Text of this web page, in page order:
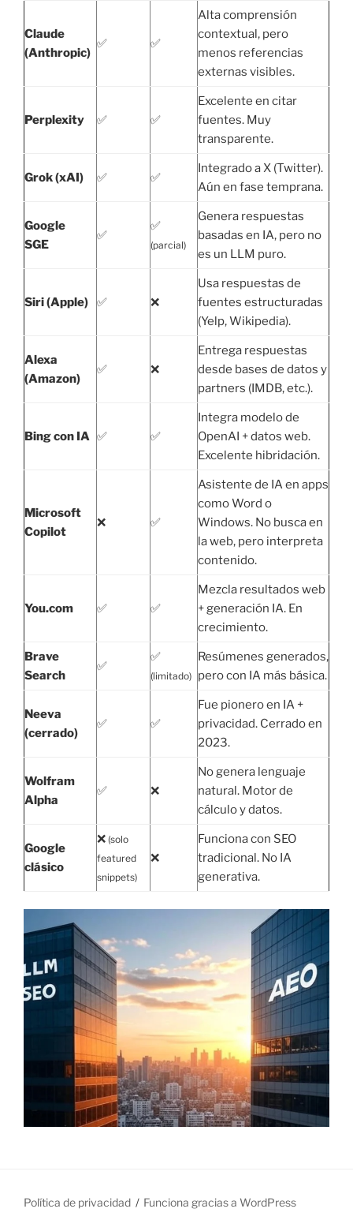
Claude
(Anthropic)
✅ ✅
Alta comprensión
contextual, pero
menos referencias
externas visibles.
Perplexity ✅ ✅
Excelente en citar
fuentes. Muy
transparente.
Grok (xAI) ✅ ✅
Integrado a X (Twitter).
Aún en fase temprana.
Google
SGE
✅
✅
(parcial)
Genera respuestas
basadas en IA, pero no
es un LLM puro.
Siri (Apple) ✅ ❌
Usa respuestas de
fuentes estructuradas
(Yelp, Wikipedia).
Alexa
(Amazon)
✅ ❌
Entrega respuestas
desde bases de datos y
partners (IMDB, etc.).
Bing con IA ✅ ✅
Integra modelo de
OpenAI + datos web.
Excelente hibridación.
Microsoft
Copilot
❌ ✅
Asistente de IA en apps
como Word o
Windows. No busca en
la web, pero interpreta
contenido.
You.com ✅ ✅
Mezcla resultados web
+ generación IA. En
crecimiento.
Brave
Search
✅
✅
(limitado)
Resúmenes generados,
pero con IA más básica.
Neeva
(cerrado)
✅ ✅
Fue pionero en IA +
privacidad. Cerrado en
2023.
Wolfram
Alpha
✅ ❌
No genera lenguaje
natural. Motor de
cálculo y datos.
Google
clásico
❌ (solo
featured
snippets)
❌
Funciona con SEO
tradicional. No IA
generativa.
Política de privacidad Funciona gracias a WordPress